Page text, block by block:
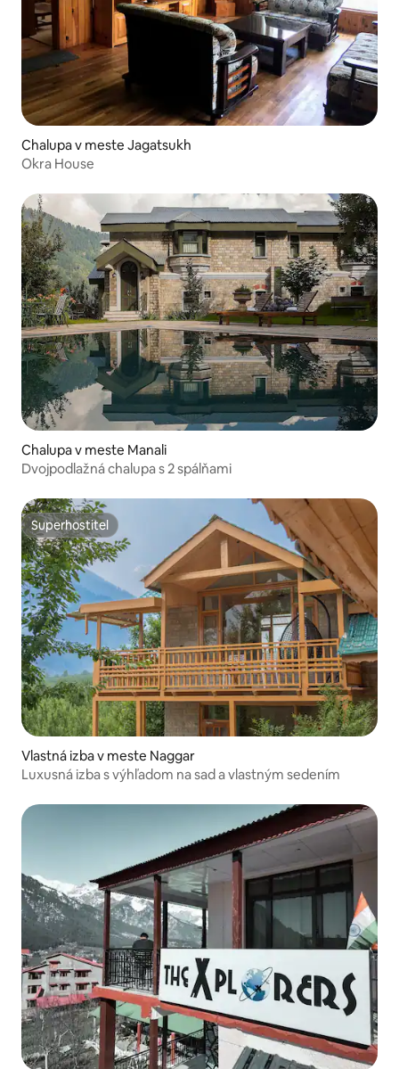
Chalupa v meste Jagatsukh
Okra House
Chalupa v meste Manali
Dvojpodlažná chalupa s 2 spálňami
Superhostiteľ
Superhostiteľ
Vlastná izba v meste Naggar
Luxusná izba s výhľadom na sad a vlastným sedením